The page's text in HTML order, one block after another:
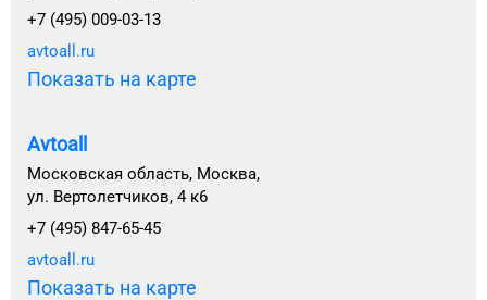
+7 (495) 009-03-13
avtoall.ru
Показать на карте
Avtoall
Московская область, Москва,
ул. Вертолетчиков, 4 к6
+7 (495) 847-65-45
avtoall.ru
Показать на карте